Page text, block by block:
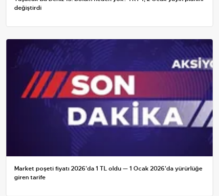
değiştirdi
Market poşeti fiyatı 2026'da 1 TL oldu — 1 Ocak 2026'da yürürlüğe
giren tarife